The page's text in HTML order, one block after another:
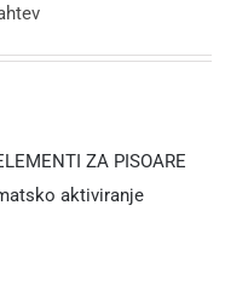
ZA PISOARE
aktiviranje